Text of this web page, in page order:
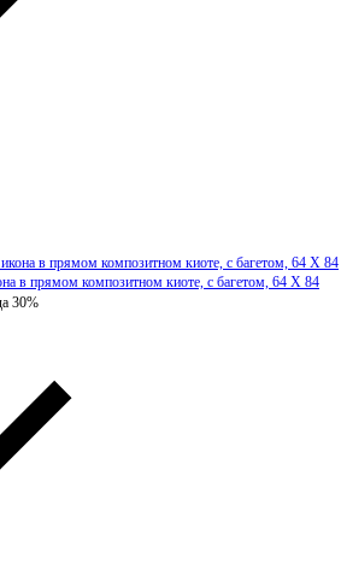
в прямом композитном киоте, с багетом, 64 Х 84
30%